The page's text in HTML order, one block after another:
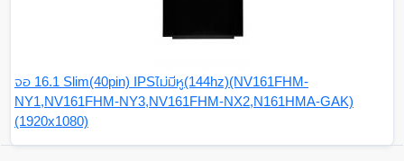
จอ 16.1 Slim(40pin) IPSไม่มีหู(144hz)(NV161FHM-
NY1,NV161FHM-NY3,NV161FHM-NX2,N161HMA-GAK)
(1920x1080)